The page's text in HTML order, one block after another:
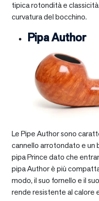
tipica rotondità e
curvatura del bocchino.
Pipa Author
Le Pipe Author sono
cannello arrotondato e un
pipa Prince dato che
pipa Author è più
modo, il suo fornello e il
rende resistente al calore